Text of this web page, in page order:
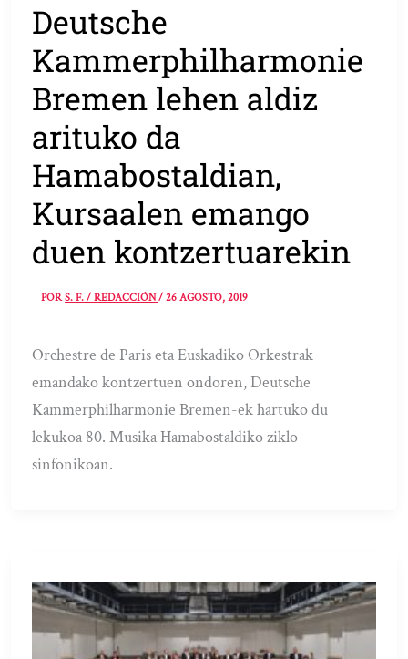
Deutsche
Kammerphilharmonie
Bremen lehen aldiz
arituko da
Hamabostaldian,
Kursaalen emango
duen kontzertuarekin
PORS. F. / REDACCIÓN/26 AGOSTO, 2019
Orchestre de Paris eta Euskadiko Orkestrak
emandako kontzertuen ondoren, Deutsche
Kammerphilharmonie Bremen-ek hartuko du
lekukoa 80. Musika Hamabostaldiko ziklo
sinfonikoan.